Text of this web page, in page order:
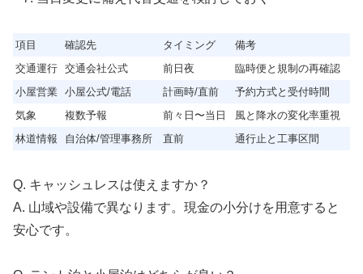
項目 確認先 タイミング
備考
交通運行 交通会社公式 前日夜
臨時便と規制の再確認
小屋営業 小屋公式/電話 計画時/直前
予約方式と受付時間
気象
複数予報 前々日〜当日
風と降水の変化率重視
林道情報
自治体/管理事務所 直前 通行止と工事区間
Q. キャッシュレスは使えますか？
A. 山域や設備で異なります。現金の小分けを用意すると
安心です。